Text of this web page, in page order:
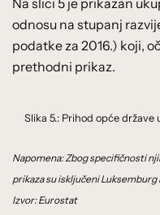
Na slici 5 je prikazan
odnosu na stupanj
podatke za 2016.) koji,
prethodni prikaz.
Slika 5.: Prihod opće
Napomena: Zbog specifičnosti
prikaza su isključeni Luksemburg
Izvor: Eurostat